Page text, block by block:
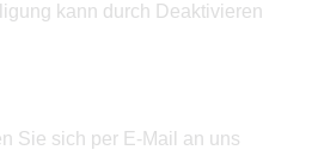
kann durch Deaktivieren
Sie sich per E-Mail an uns